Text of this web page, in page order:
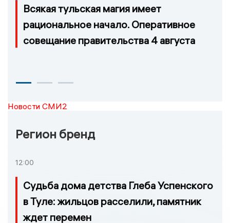
Всякая тульская магия имеет
рациональное начало. Оперативное
совещание правительства 4 августа
Новости СМИ2
Регион бренд
12:00
Судьба дома детства Глеба Успенского
в Туле: жильцов расселили, памятник
ждет перемен